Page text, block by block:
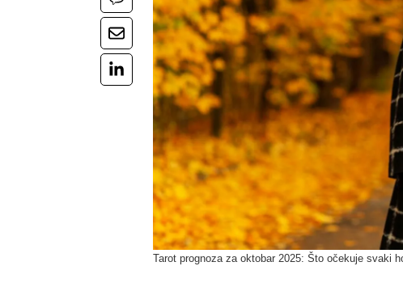
Tarot prognoza za oktobar 2025: Što očekuje svaki